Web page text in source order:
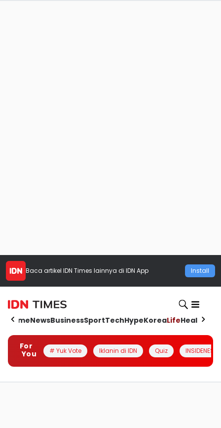
Baca artikel IDN Times lainnya di IDN App Install
HomeNewsBusinessSportTechHypeKoreaLifeHealth
For
You
# Yuk Vote Iklanin di IDN Quiz INSIDENESIA